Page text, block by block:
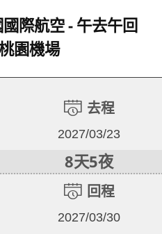
國際航空 午去午回
園機場
去程
2027/03/23
8天5夜
回程
2027/03/30